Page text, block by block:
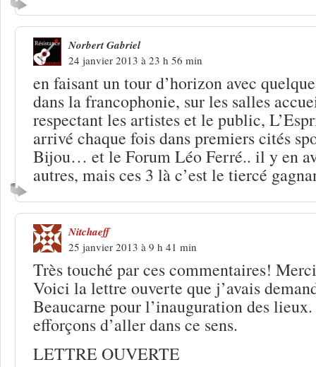
Norbert Gabriel
24 janvier 2013 à 23 h 56 min
en faisant un tour d’horizon avec
dans la francophonie, sur les salles
respectant les artistes et le public,
arrivé chaque fois dans premiers cités
Bijou… et le Forum Léo Ferré.. il y en
autres, mais ces 3 là c’est le tiercé
Nitchaeff
25 janvier 2013 à 9 h 41 min
Très touché par ces commentaires!
Voici la lettre ouverte que j’avais
Beaucarne pour l’inauguration des
efforçons d’aller dans ce sens.
LETTRE OUVERTE